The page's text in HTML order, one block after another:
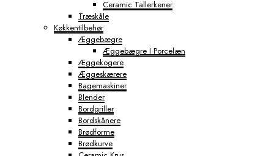
Ceramic Tallerkener
Træskåle
Køkkentilbehør
Æggebægre
Æggebægre I Porcelæn
Æggekogere
Æggeskærere
Bagemaskiner
Blender
Bordgriller
Bordskånere
Brødforme
Brødkurve